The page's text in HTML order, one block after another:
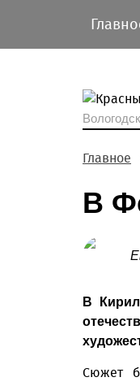
Главное
В
В
Сюжет